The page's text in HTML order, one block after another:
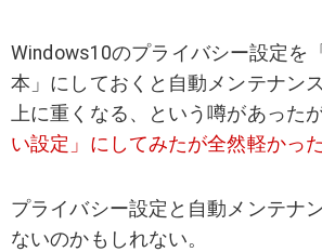
Windows10のプライバシー設定を
本」にしておくと自動メンテナン
上に重くなる、という噂があった
い設定」にしてみたが全然軽かった
プライバシー設定と自動メンテナ
ないのかもしれない。